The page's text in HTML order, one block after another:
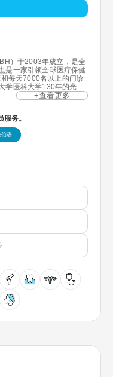
）于2003年成立，是全
是一家引领全球医疗保健
每天7000名以上的门诊
学医科大学130年的光辉
器人手术，并采用BESTc
医疗机构。
+查看更多
务。
伯语